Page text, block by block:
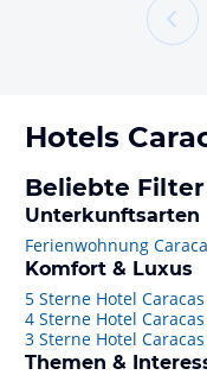
Hotels
Beliebte
Unterkunftsarten
Ferienwohnung
Komfort & Luxus
5 Sterne Hotel Caracas
4 Sterne Hotel Caracas
3 Sterne Hotel Caracas
Themen &